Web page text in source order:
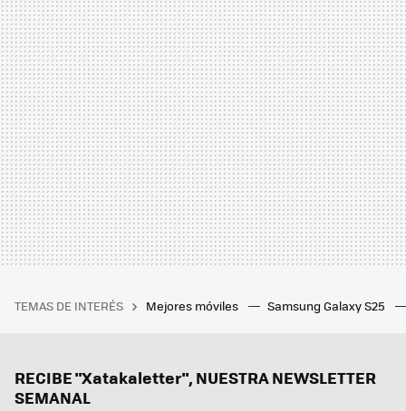
TEMAS DE INTERÉS Mejores móviles Samsung Galaxy S25
RECIBE "Xatakaletter", NUESTRA NEWSLETTER
SEMANAL